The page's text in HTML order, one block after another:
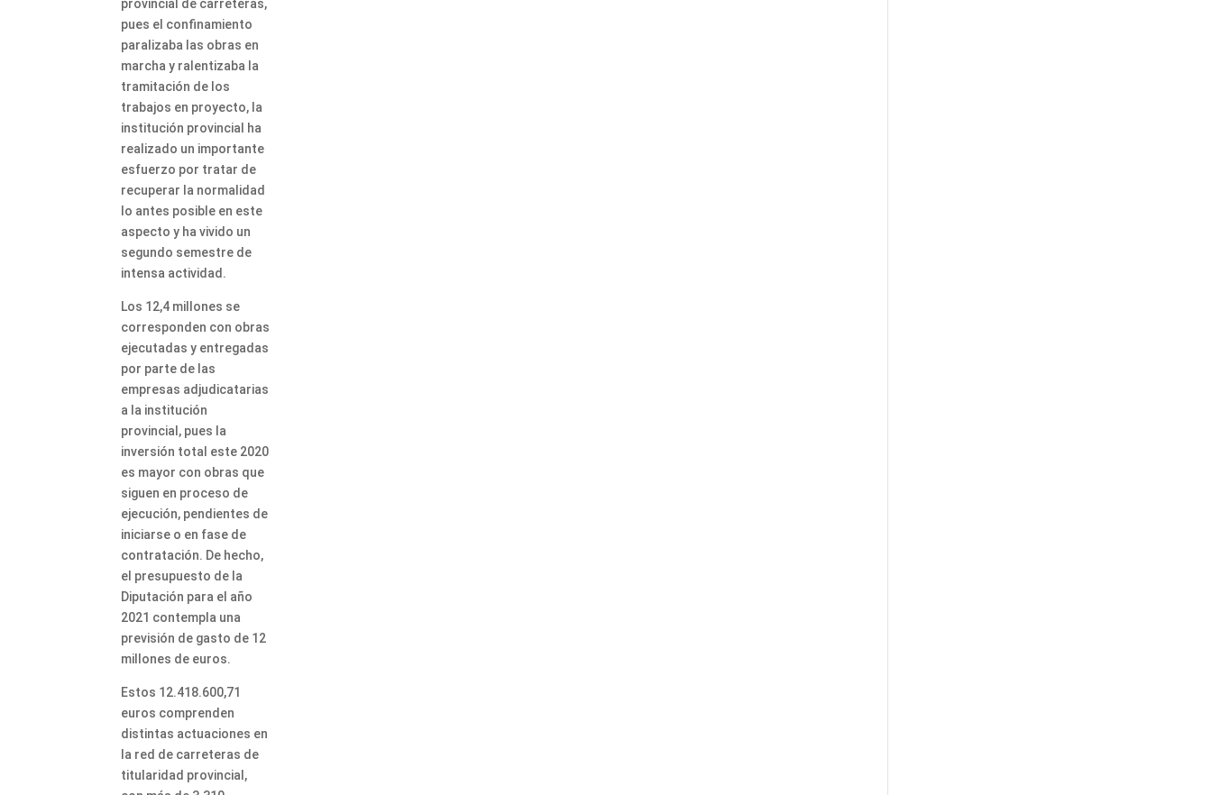
provincial de carreteras,
pues el confinamiento
paralizaba las obras en
marcha y ralentizaba la
tramitación de los
trabajos en proyecto, la
institución provincial ha
realizado un importante
esfuerzo por tratar de
recuperar la normalidad
lo antes posible en este
aspecto y ha vivido un
segundo semestre de
intensa actividad.
Los 12,4 millones se
corresponden con obras
ejecutadas y entregadas
por parte de las
empresas adjudicatarias
a la institución
provincial, pues la
inversión total este 2020
es mayor con obras que
siguen en proceso de
ejecución, pendientes de
iniciarse o en fase de
contratación. De hecho,
el presupuesto de la
Diputación para el año
2021 contempla una
previsión de gasto de 12
millones de euros.
Estos 12.418.600,71
euros comprenden
distintas actuaciones en
la red de carreteras de
titularidad provincial,